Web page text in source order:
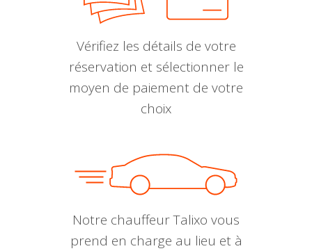
Vérifiez les détails de votre
réservation et sélectionner le
moyen de paiement de votre
choix
Notre chauffeur Talixo vous
prend en charge au lieu et à